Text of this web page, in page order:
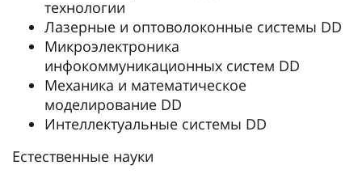
технологии
Лазерные и оптоволоконные системы DD
Микроэлектроника
инфокоммуникационных систем DD
Механика и математическое
моделирование DD
Интеллектуальные системы DD
Естественные науки